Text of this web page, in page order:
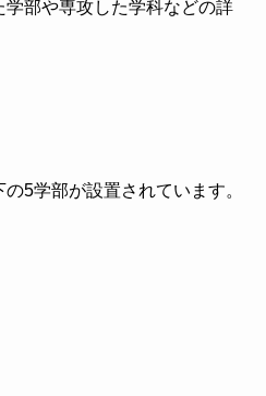
部や専攻した学科などの詳
5学部が設置されています。